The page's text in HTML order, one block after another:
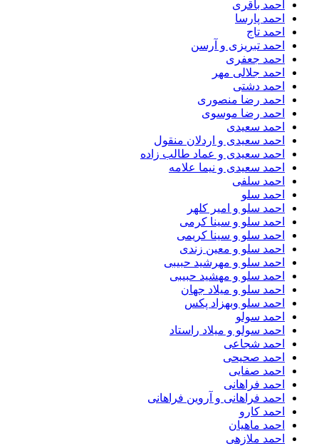
احمد باقری
احمد پارسا
احمد تاج
احمد تبریزی و آرسن
احمد جعفری
احمد جلالی مهر
احمد دشتی
احمد رضا منصوری
احمد رضا موسوی
احمد سعیدی
احمد سعیدی و اردلان منقول
احمد سعیدی و عماد طالب زاده
احمد سعیدی و نیما علامه
احمد سلفی
احمد سلو
احمد سلو و امیر کلهر
احمد سلو و سینا کرمی
احمد سلو و سینا کریمی
احمد سلو و معین زندی
احمد سلو و مهرشید حبیبی
احمد سلو و مهشید حبیبی
احمد سلو و میلاد جهان
احمد سلو وبهزاد پکس
احمد سولو
احمد سولو و میلاد راستاد
احمد شجاعی
احمد صحیحی
احمد صفایی
احمد فراهانی
احمد فراهانی و آروین فراهانی
احمد کارو
احمد ماهیان
احمد ملازهی